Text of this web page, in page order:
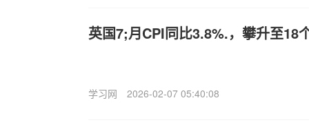
英国7;月CPI同比3.8%.，攀升至18
学习网 2026-02-07 05:40:08